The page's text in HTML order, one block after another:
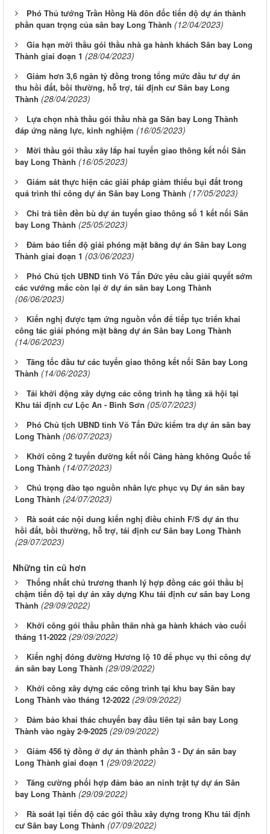
Phó Thủ tướng Trần Hồng Hà đôn đốc tiến độ dự án thành
phần quan trọng của sân bay Long Thành (12/04/2023)
Gia hạn mời thầu gói thầu nhà ga hành khách Sân bay Long
Thành giai đoạn 1 (28/04/2023)
Giảm hơn 3,6 ngàn tỷ đồng trong tổng mức đầu tư dự án
thu hồi đất, bồi thường, hỗ trợ, tái định cư Sân bay Long
Thành (28/04/2023)
Lựa chọn nhà thầu gói thầu nhà ga Sân bay Long Thành
đáp ứng năng lực, kinh nghiệm (16/05/2023)
Mời thầu gói thầu xây lắp hai tuyến giao thông kết nối Sân
bay Long Thành (16/05/2023)
Giám sát thực hiện các giải pháp giảm thiểu bụi đất trong
quá trình thi công dự án Sân bay Long Thành (17/05/2023)
Chi trả tiền đền bù dự án tuyến giao thông số 1 kết nối Sân
bay Long Thành (25/05/2023)
Đảm bảo tiến độ giải phóng mặt bằng dự án Sân bay Long
Thành giai đoạn 1 (03/06/2023)
Phó Chủ tịch UBND tỉnh Võ Tấn Đức yêu cầu giải quyết sớm
các vướng mắc còn lại ở dự án sân bay Long Thành
(06/06/2023)
Kiến nghị được tạm ứng nguồn vốn để tiếp tục triển khai
công tác giải phóng mặt bằng dự án Sân bay Long Thành
(14/06/2023)
Tăng tốc đầu tư các tuyến giao thông kết nối Sân bay Long
Thành (14/06/2023)
Tái khởi động xây dựng các công trình hạ tầng xã hội tại
Khu tái định cư Lộc An - Bình Sơn (05/07/2023)
Phó Chủ tịch UBND tỉnh Võ Tấn Đức kiểm tra dự án sân bay
Long Thành (06/07/2023)
Khởi công 2 tuyến đường kết nối Cảng hàng không Quốc tế
Long Thành (14/07/2023)
Chú trọng đào tạo nguồn nhân lực phục vụ Dự án sân bay
Long Thành (24/07/2023)
Rà soát các nội dung kiến nghị điều chỉnh F/S dự án thu
hồi đất, bồi thường, hỗ trợ, tái định cư Sân bay Long Thành
(29/07/2023)
Những tin cũ hơn
Thống nhất chủ trương thanh lý hợp đồng các gói thầu bị
chậm tiến độ tại dự án xây dựng Khu tái định cư sân bay Long
Thành (29/09/2022)
Khởi công gói thầu phần thân nhà ga hành khách vào cuối
tháng 11-2022 (29/09/2022)
Kiến nghị đóng đường Hương lộ 10 để phục vụ thi công dự
án sân bay Long Thành (29/09/2022)
Khởi công xây dựng các công trình tại khu bay Sân bay
Long Thành vào tháng 12-2022 (29/09/2022)
Đảm bảo khai thác chuyến bay đầu tiên tại sân bay Long
Thành vào ngày 2-9-2025 (29/09/2022)
Giảm 456 tỷ đồng ở dự án thành phần 3 - Dự án sân bay
Long Thành giai đoạn 1 (29/09/2022)
Tăng cường phối hợp đảm bảo an ninh trật tự dự án Sân
bay Long Thành (29/09/2022)
Rà soát lại tiến độ các gói thầu xây dựng trong Khu tái định
cư Sân bay Long Thành (07/09/2022)